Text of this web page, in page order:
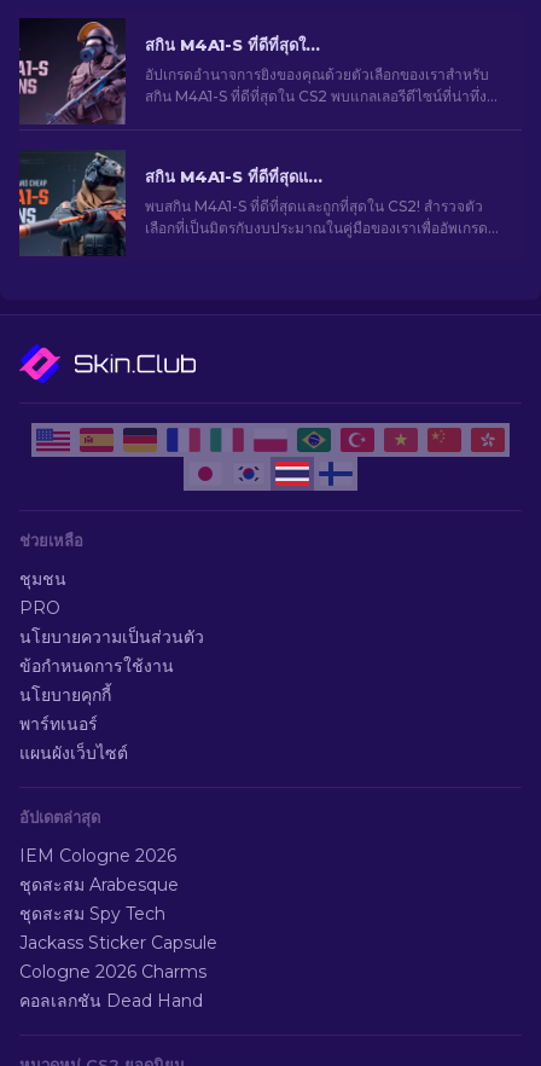
สกิน M4A1-S ที่ดีที่สุดใน CS2 [2026]
อัปเกรดอำนาจการยิงของคุณด้วยตัวเลือกของเราสำหรับ
สกิน M4A1-S ที่ดีที่สุดใน CS2 พบแกลเลอรีดีไซน์ที่น่าทึ่ง
สกิน M4A1-S ที่ดีที่สุดและราคาถูกใน CS2 [2026]
พบสกิน M4A1-S ที่ดีที่สุดและถูกที่สุดใน CS2! สํารวจตัว
เลือกที่เป็นมิตรกับงบประมาณในคู่มือของเราเพื่ออัพเกรด
ช่วยเหลือ
ชุมชน
PRO
นโยบายความเป็นส่วนตัว
ข้อกำหนดการใช้งาน
นโยบายคุกกี้
พาร์ทเนอร์
แผนผังเว็บไซต์
อัปเดตล่าสุด
IEM Cologne 2026
ชุดสะสม Arabesque
ชุดสะสม Spy Tech
Jackass Sticker Capsule
Cologne 2026 Charms
คอลเลกชัน Dead Hand